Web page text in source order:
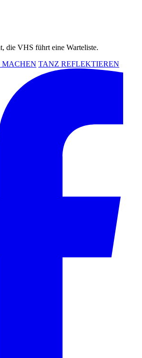
die VHS führt eine Warteliste.
MACHEN TANZ REFLEKTIEREN